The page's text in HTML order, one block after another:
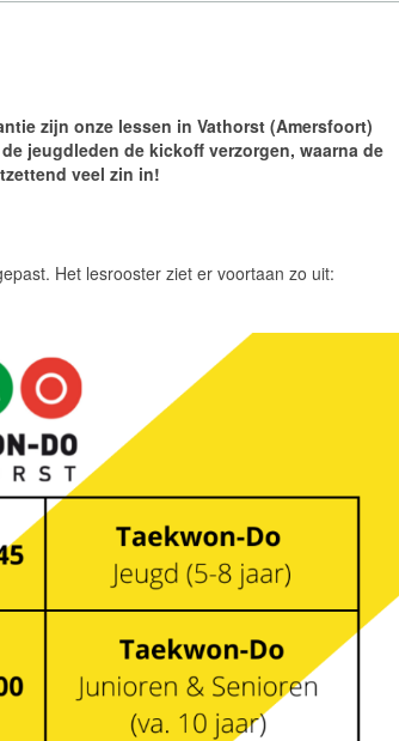
zijn onze lessen in Vathorst (Amersfoort)
jeugdleden de kickoff verzorgen, waarna de
veel zin in!
Het lesrooster ziet er voortaan zo uit: